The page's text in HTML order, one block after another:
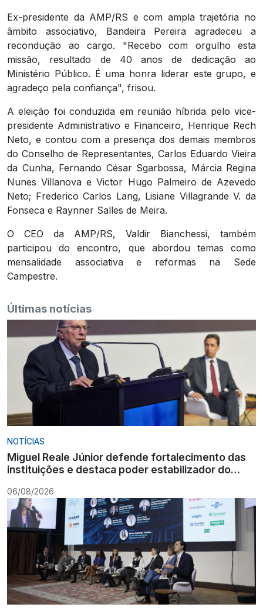
Ex-presidente da AMP/RS e com ampla trajetória no
âmbito associativo, Bandeira Pereira agradeceu a
recondução ao cargo. "Recebo com orgulho esta
missão, resultado de 40 anos de dedicação ao
Ministério Público. É uma honra liderar este grupo, e
agradeço pela confiança", frisou.
A eleição foi conduzida em reunião híbrida pelo vice-
presidente Administrativo e Financeiro, Henrique Rech
Neto, e contou com a presença dos demais membros
do Conselho de Representantes, Carlos Eduardo Vieira
da Cunha, Fernando César Sgarbossa, Márcia Regina
Nunes Villanova e Victor Hugo Palmeiro de Azevedo
Neto; Frederico Carlos Lang, Lisiane Villagrande V. da
Fonseca e Raynner Salles de Meira.
O CEO da AMP/RS, Valdir Bianchessi, também
participou do encontro, que abordou temas como
mensalidade associativa e reformas na Sede
Campestre.
Últimas notícias
NOTÍCIAS
Miguel Reale Júnior defende fortalecimento das
instituições e destaca poder estabilizador do
06/08/2026